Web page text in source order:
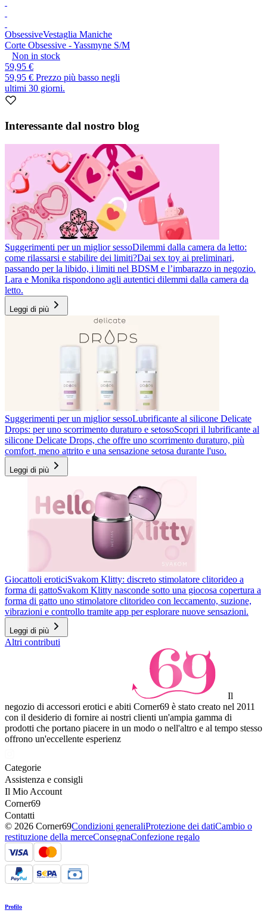
ObsessiveVestaglia Maniche
Corte Obsessive - Yassmyne S/M
Non in stock
59,95 €
59,95 € Prezzo più basso negli
ultimi 30 giorni.
Interessante dal nostro blog
Suggerimenti per un miglior sessoDilemmi dalla camera da letto:
come rilassarsi e stabilire dei limiti?Dai sex toy ai preliminari,
passando per la libido, i limiti nel BDSM e l’imbarazzo in negozio.
Lara e Monika rispondono agli autentici dilemmi dalla camera da
letto.
Leggi di più
Suggerimenti per un miglior sessoLubrificante al silicone Delicate
Drops: per uno scorrimento duraturo e setosoScopri il lubrificante al
silicone Delicate Drops, che offre uno scorrimento duraturo, più
comfort, meno attrito e una sensazione setosa durante l'uso.
Leggi di più
Giocattoli eroticiSvakom Klitty: discreto stimolatore clitorideo a
forma di gattoSvakom Klitty nasconde sotto una giocosa copertura a
forma di gatto uno stimolatore clitorideo con leccamento, suzione,
vibrazioni e controllo tramite app per esplorare nuove sensazioni.
Leggi di più
Altri contributi
Il
negozio di accessori erotici e abiti Corner69 è stato creato nel 2011
con il desiderio di fornire ai nostri clienti un'ampia gamma di
prodotti che portano piacere in un modo o nell'altro e al tempo stesso
offrono un'eccellente esperienz
Categorie
Assistenza e consigli
Il Mio Account
Corner69
Contatti
© 2026 Corner69Condizioni generaliProtezione dei datiCambio o
restituzione della merceConsegnaConfezione regalo
Profilo